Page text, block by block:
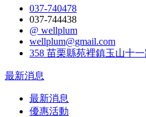
037-740478
037-744438
@ wellplum
wellplum@gmail.com
358 苗栗縣苑裡鎮玉山十
最新消息
最新消息
優惠活動